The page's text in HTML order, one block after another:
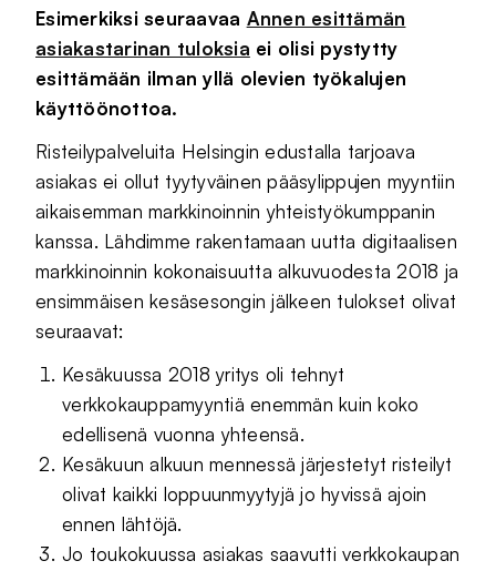
Esimerkiksi seuraavaa Annen esittämän
asiakastarinan tuloksia ei olisi pystytty
esittämään ilman yllä olevien työkalujen
käyttöönottoa.
Risteilypalveluita Helsingin edustalla tarjoava
asiakas ei ollut tyytyväinen pääsylippujen myyntiin
aikaisemman markkinoinnin yhteistyökumppanin
kanssa. Lähdimme rakentamaan uutta digitaalisen
markkinoinnin kokonaisuutta alkuvuodesta 2018 ja
ensimmäisen kesäsesongin jälkeen tulokset olivat
seuraavat:
Kesäkuussa 2018 yritys oli tehnyt
verkkokauppamyyntiä enemmän kuin koko
edellisenä vuonna yhteensä.
Kesäkuun alkuun mennessä järjestetyt risteilyt
olivat kaikki loppuunmyytyjä jo hyvissä ajoin
ennen lähtöjä.
Jo toukokuussa asiakas saavutti verkkokaupan